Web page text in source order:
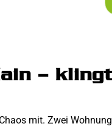
–
mit. Zwei